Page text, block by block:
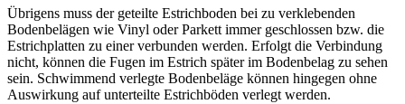
Übrigens muss der geteilte Estrichboden bei zu verklebenden
Bodenbelägen wie Vinyl oder Parkett immer geschlossen bzw. die
Estrichplatten zu einer verbunden werden. Erfolgt die Verbindung
nicht, können die Fugen im Estrich später im Bodenbelag zu sehen
sein. Schwimmend verlegte Bodenbeläge können hingegen ohne
Auswirkung auf unterteilte Estrichböden verlegt werden.